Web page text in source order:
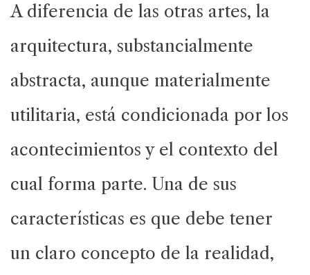
A diferencia de las otras artes, la
arquitectura, substancialmente
abstracta, aunque materialmente
utilitaria, está condicionada por los
acontecimientos y el contexto del
cual forma parte. Una de sus
características es que debe tener
un claro concepto de la realidad,